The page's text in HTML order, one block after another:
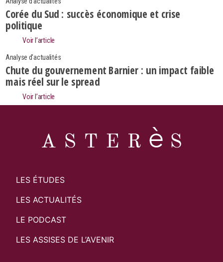
Corée du Sud : succès économique et crise
politique
Voir l’article
Analyse d'actualités
Chute du gouvernement Barnier : un impact faible
mais réel sur le spread
Voir l’article
LES ÉTUDES
LES ACTUALITÉS
LE PODCAST
LES ASSISES DE L’AVENIR
Search